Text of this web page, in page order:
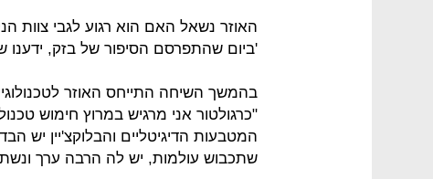
האוזר נשאל האם הוא רגוע לגבי צוות
'ביום שהתפרסם הסיפור של בזק,
"כרגולטור אני מרגיש במרוץ חימוש
המטבעות הדיגיטליים והבלוקצ'יין יש
שתכבוש עולמות, יש לה הרבה ערך